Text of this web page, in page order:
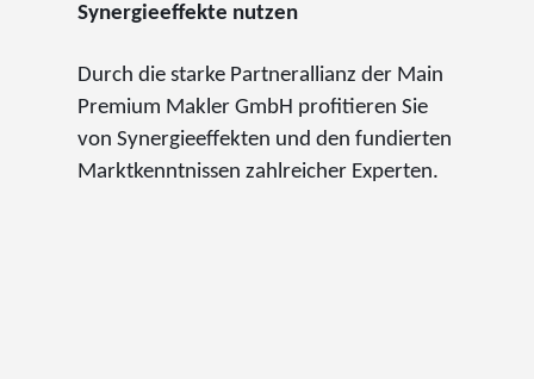
Synergieeffekte nutzen
Durch die starke Partnerallianz der Main
Premium Makler GmbH profitieren Sie
von Synergieeffekten und den fundierten
Marktkenntnissen zahlreicher Experten.